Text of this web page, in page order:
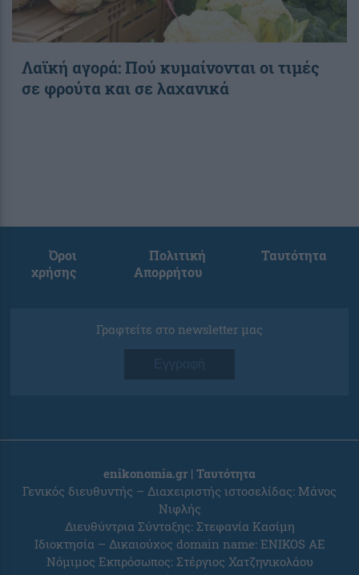
Λαϊκή αγορά: Πού κυμαίνονται οι τιμές
σε φρούτα και σε λαχανικά
Όροι
χρήσης
Πολιτική
Απορρήτου
Ταυτότητα
Γραφτείτε στο newsletter μας
Εγγραφή
enikonomia.gr | Ταυτότητα
Γενικός διευθυντής – Διαχειριστής ιστοσελίδας: Μάνος
Νιφλής
Διευθύντρια Σύνταξης: Στεφανία Κασίμη
Ιδιοκτησία – Δικαιούχος domain name: ENIKOS AE
Νόμιμος Εκπρόσωπος: Στέργιος Χατζηνικολάου